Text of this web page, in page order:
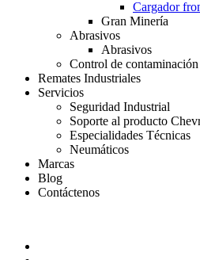
Cargador
Gran Minería
Abrasivos
Abrasivos
Control de
Remates Industriales
Servicios
Seguridad Industrial
Soporte al producto
Especialidades Técnicas
Neumáticos
Marcas
Blog
Contáctenos